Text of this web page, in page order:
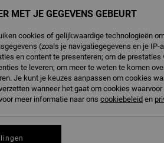
MET JE GEGEVENS GEBEURT
cookies of gelijkwaardige technologieën
(zoals je navigatiegegevens en je
en content te presenteren; om de
te leveren; om meer te weten te komen
Je kunt je keuzes aanpassen om cookies
wanneer het gaat om cookies
meer informatie naar ons cookiebeleid en